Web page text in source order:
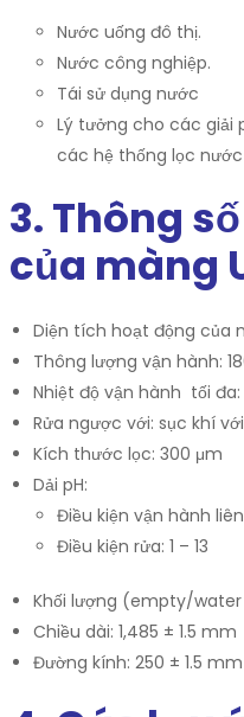
Nước uống đô thị.
Nước công nghiệp.
Tái sử dụng nước
Lý tưởng cho các giải
các hệ thống lọc
3. Thông
của màng
Diện tích hoạt động của
Thông lượng vận hành:
Nhiệt độ vận hành tối đa:
Rửa ngược với: sục khí
Kích thước lọc: 300 μm
Dải pH:
Điều kiện vận hành
Điều kiện rửa: 1 – 13
Khối lượng (empty/
Chiều dài: 1,485 ± 1.5 mm
Đường kính: 250 ± 1.5 mm